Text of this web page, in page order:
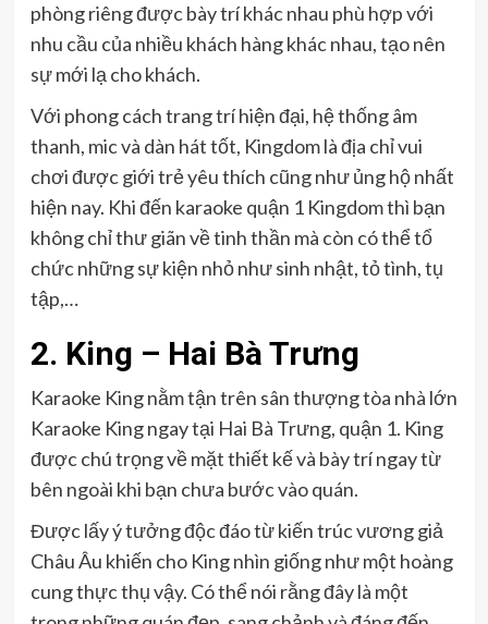
phòng riêng được bày trí khác nhau phù hợp với
nhu cầu của nhiều khách hàng khác nhau, tạo nên
sự mới lạ cho khách.
Với phong cách trang trí hiện đại, hệ thống âm
thanh, mic và dàn hát tốt, Kingdom là địa chỉ vui
chơi được giới trẻ yêu thích cũng như ủng hộ nhất
hiện nay. Khi đến karaoke quận 1 Kingdom thì bạn
không chỉ thư giãn về tinh thần mà còn có thể tổ
chức những sự kiện nhỏ như sinh nhật, tỏ tình, tụ
tập,…
2. King – Hai Bà Trưng
Karaoke King nằm tận trên sân thượng tòa nhà lớn
Karaoke King ngay tại Hai Bà Trưng, quận 1. King
được chú trọng về mặt thiết kế và bày trí ngay từ
bên ngoài khi bạn chưa bước vào quán.
Được lấy ý tưởng độc đáo từ kiến trúc vương giả
Châu Âu khiến cho King nhìn giống như một hoàng
cung thực thụ vậy. Có thể nói rằng đây là một